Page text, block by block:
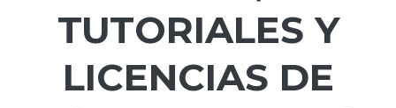
TUTORIALES Y
LICENCIAS DE